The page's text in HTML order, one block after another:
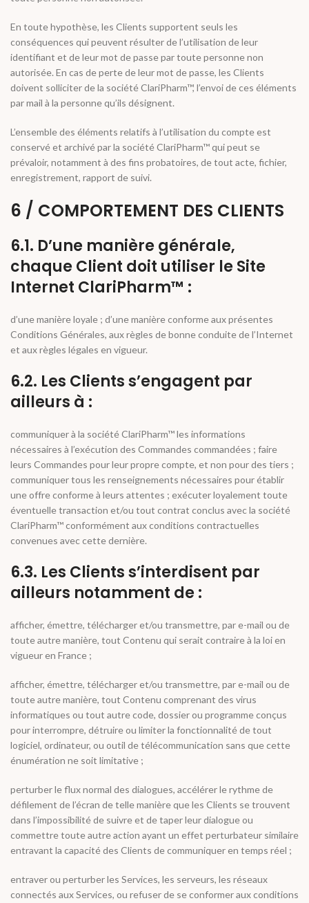
En toute hypothèse, les Clients supportent seuls les
conséquences qui peuvent résulter de l’utilisation de leur
identifiant et de leur mot de passe par toute personne non
autorisée. En cas de perte de leur mot de passe, les Clients
doivent solliciter de la société ClariPharm™, l’envoi de ces éléments
par mail à la personne qu’ils désignent.
L’ensemble des éléments relatifs à l’utilisation du compte est
conservé et archivé par la société ClariPharm™ qui peut se
prévaloir, notamment à des fins probatoires, de tout acte, fichier,
enregistrement, rapport de suivi.
6 / COMPORTEMENT DES CLIENTS
6.1. D’une manière générale,
chaque Client doit utiliser le Site
Internet ClariPharm™ :
d’une manière loyale ; d’une manière conforme aux présentes
Conditions Générales, aux règles de bonne conduite de l’Internet
et aux règles légales en vigueur.
6.2. Les Clients s’engagent par
ailleurs à :
communiquer à la société ClariPharm™ les informations
nécessaires à l’exécution des Commandes commandées ; faire
leurs Commandes pour leur propre compte, et non pour des tiers ;
communiquer tous les renseignements nécessaires pour établir
une offre conforme à leurs attentes ; exécuter loyalement toute
éventuelle transaction et/ou tout contrat conclus avec la société
ClariPharm™ conformément aux conditions contractuelles
convenues avec cette dernière.
6.3. Les Clients s’interdisent par
ailleurs notamment de :
afficher, émettre, télécharger et/ou transmettre, par e-mail ou de
toute autre manière, tout Contenu qui serait contraire à la loi en
vigueur en France ;
afficher, émettre, télécharger et/ou transmettre, par e-mail ou de
toute autre manière, tout Contenu comprenant des virus
informatiques ou tout autre code, dossier ou programme conçus
pour interrompre, détruire ou limiter la fonctionnalité de tout
logiciel, ordinateur, ou outil de télécommunication sans que cette
énumération ne soit limitative ;
perturber le flux normal des dialogues, accélérer le rythme de
défilement de l’écran de telle manière que les Clients se trouvent
dans l’impossibilité de suivre et de taper leur dialogue ou
commettre toute autre action ayant un effet perturbateur similaire
entravant la capacité des Clients de communiquer en temps réel ;
entraver ou perturber les Services, les serveurs, les réseaux
connectés aux Services, ou refuser de se conformer aux conditions